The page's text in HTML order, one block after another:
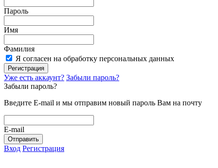
Пароль
Имя
Фамилия
Я согласен на обработку персональных данных
Регистрация
Уже есть аккаунт? Забыли пароль?
Забыли пароль?
Введите E-mail и мы отправим новый пароль Вам на почту
E-mail
Отправить
Вход Регистрация